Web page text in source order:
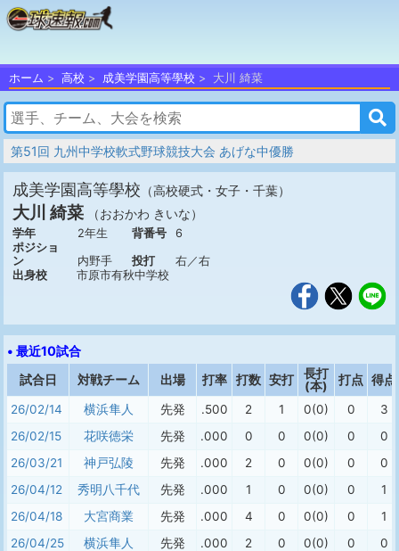
ホーム 高校 成美学園高等學校 大川 綺菜
第51回 九州中学校軟式野球競技大会 あげな中優勝
成美学園高等學校 （高校硬式・女子・千葉）
大川 綺菜 （おおかわ きいな）
学年 2年生 背番号
6
ポジショ
ン
内野手 投打
右／右
出身校
市原市有秋中学校
• 最近10試合
試合日 対戦チーム 出場 打率 打数 安打
長打
(本)
打点 得点
26/02/14 横浜隼人 先発 .500 2 1 0(0) 0
3
26/02/15
花咲徳栄 先発 .000 0 0 0(0) 0
0
26/03/21
神戸弘陵 先発 .000 2 0 0(0) 0
0
26/04/12
秀明八千代 先発 .000 1 0 0(0) 0
1
26/04/18
大宮商業 先発 .000 4 0 0(0) 0
1
26/04/25
横浜隼人 先発 .000 2 0 0(0) 0
0